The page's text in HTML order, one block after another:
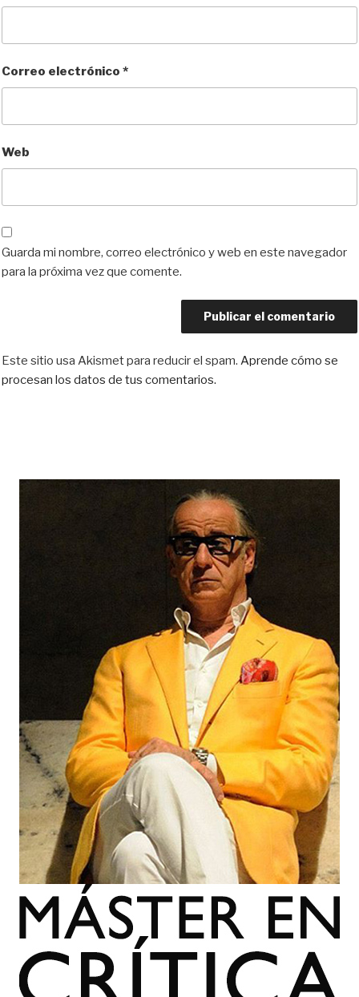
Correo electrónico *
Web
Guarda mi nombre, correo electrónico y web en este navegador
para la próxima vez que comente.
Este sitio usa Akismet para reducir el spam. Aprende cómo se
procesan los datos de tus comentarios.